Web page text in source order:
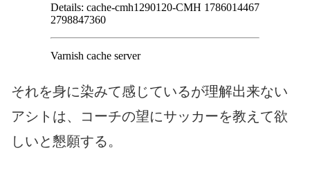
それを身に染みて感じているが理解出来ない
アシトは、コーチの望にサッカーを教えて欲
しいと懇願する。